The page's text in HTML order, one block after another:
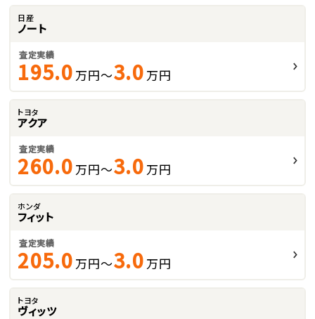
日産
ノート
査定実績
195.0 万円～3.0 万円
トヨタ
アクア
査定実績
260.0 万円～3.0 万円
ホンダ
フィット
査定実績
205.0 万円～3.0 万円
トヨタ
ヴィッツ